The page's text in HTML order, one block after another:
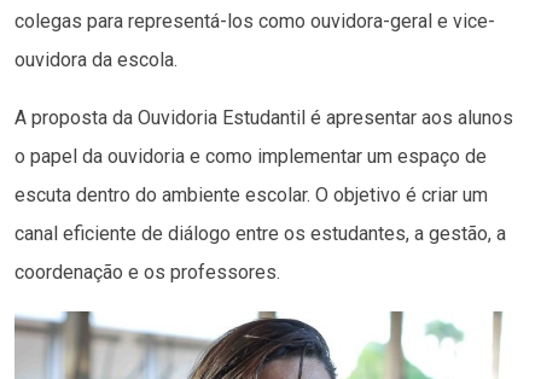
colegas para representá-los como ouvidora-geral e vice-
ouvidora da escola.
A proposta da Ouvidoria Estudantil é apresentar aos alunos
o papel da ouvidoria e como implementar um espaço de
escuta dentro do ambiente escolar. O objetivo é criar um
canal eficiente de diálogo entre os estudantes, a gestão, a
coordenação e os professores.